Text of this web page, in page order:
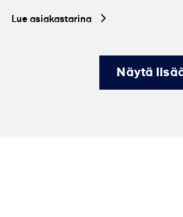
Lue asiakastarina
Näytä